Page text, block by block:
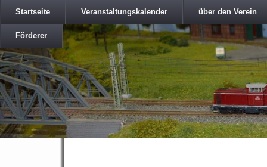
Startseite Veranstaltungskalender über den Verein
Förderer